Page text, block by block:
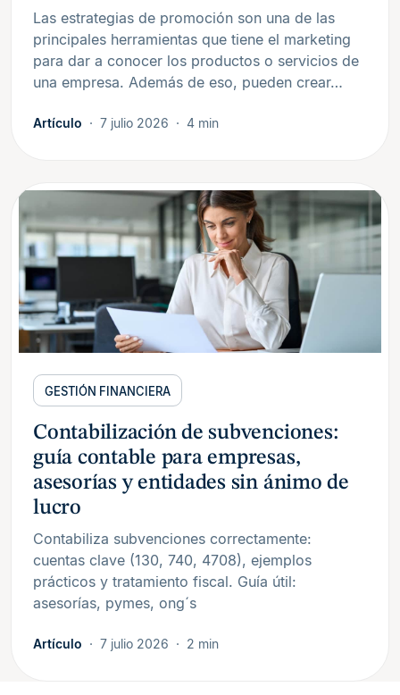
Las estrategias de promoción son una de las
principales herramientas que tiene el marketing
para dar a conocer los productos o servicios de
una empresa. Además de eso, pueden crear…
Artículo 7 julio 2026 4 min
GESTIÓN FINANCIERA
Contabilización de subvenciones:
guía contable para empresas,
asesorías y entidades sin ánimo de
lucro
Contabiliza subvenciones correctamente:
cuentas clave (130, 740, 4708), ejemplos
prácticos y tratamiento fiscal. Guía útil:
asesorías, pymes, ong´s
Artículo 7 julio 2026 2 min